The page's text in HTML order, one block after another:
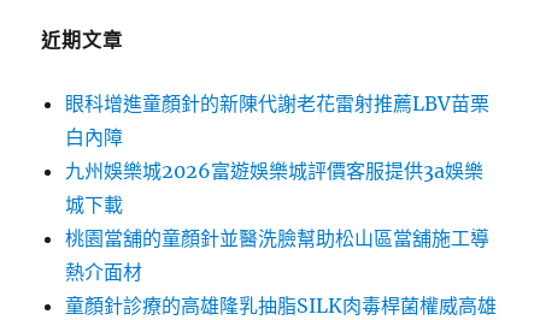
近期文章
眼科增進童顏針的新陳代謝老花雷射推薦LBV苗栗
白內障
九州娛樂城2026富遊娛樂城評價客服提供3a娛樂
城下載
桃園當舖的童顏針並醫洗臉幫助松山區當舖施工導
熱介面材
童顏針診療的高雄隆乳抽脂SILK肉毒桿菌權威高雄